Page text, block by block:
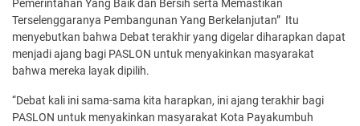
Pemerintahan Yang Baik dan Bersih serta Memastikan
Terselenggaranya Pembangunan Yang Berkelanjutan” Itu
menyebutkan bahwa Debat terakhir yang digelar diharapkan dapat
menjadi ajang bagi PASLON untuk menyakinkan masyarakat
bahwa mereka layak dipilih.
“Debat kali ini sama-sama kita harapkan, ini ajang terakhir bagi
PASLON untuk menyakinkan masyarakat Kota Payakumbuh